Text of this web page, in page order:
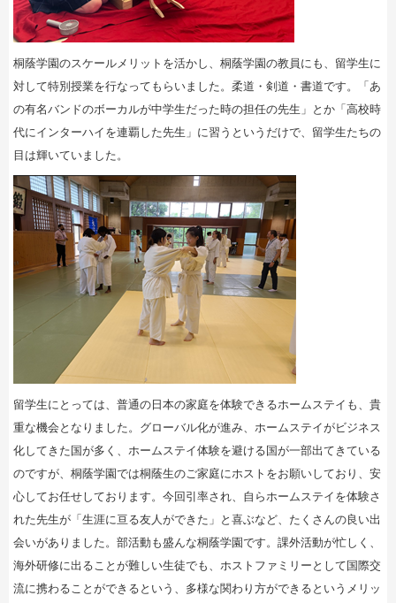
桐蔭学園のスケールメリットを活かし、桐蔭学園の教員にも、留学生に
対して特別授業を行なってもらいました。柔道・剣道・書道です。「あ
の有名バンドのボーカルが中学生だった時の担任の先生」とか「高校時
代にインターハイを連覇した先生」に習うというだけで、留学生たちの
目は輝いていました。
留学生にとっては、普通の日本の家庭を体験できるホームステイも、貴
重な機会となりました。グローバル化が進み、ホームステイがビジネス
化してきた国が多く、ホームステイ体験を避ける国が一部出てきている
のですが、桐蔭学園では桐蔭生のご家庭にホストをお願いしており、安
心してお任せしております。今回引率され、自らホームステイを体験さ
れた先生が「生涯に亘る友人ができた」と喜ぶなど、たくさんの良い出
会いがありました。部活動も盛んな桐蔭学園です。課外活動が忙しく、
海外研修に出ることが難しい生徒でも、ホストファミリーとして国際交
流に携わることができるという、多様な関わり方ができるというメリッ